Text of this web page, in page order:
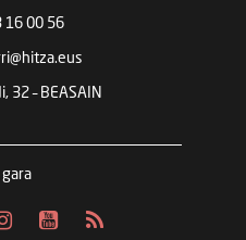
16 00 56
32 – BEASAIN
gara